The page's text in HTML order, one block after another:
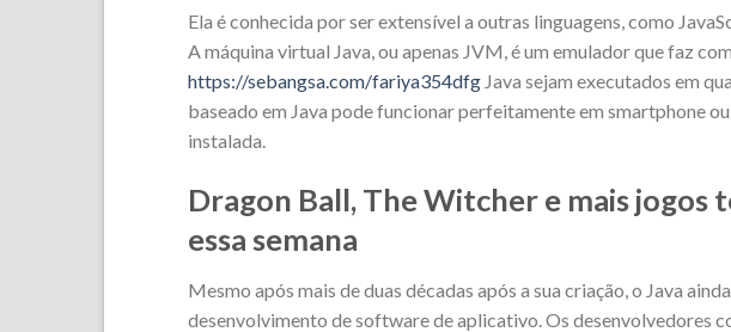
Ela é conhecida por ser extensível a outras linguagens, como
A máquina virtual Java, ou apenas JVM, é um emulador que faz
https://sebangsa.com/fariya354dfg Java sejam executados em
baseado em Java pode funcionar perfeitamente em smartphone
instalada.
Dragon Ball, The Witcher e mais jogos
essa semana
Mesmo após mais de duas décadas após a sua criação, o Java
desenvolvimento de software de aplicativo. Os desenvolvedores